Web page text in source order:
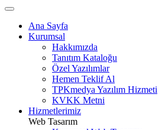
Ana Sayfa
Kurumsal
Hakkımızda
Tanıtım Kataloğu
Özel Yazılımlar
Hemen Teklif Al
TPKmedya Yazılım Hizmeti
KVKK Metni
Hizmetlerimiz
Web Tasarım